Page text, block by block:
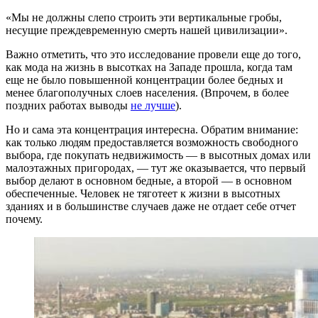
«Мы не должны слепо строить эти вертикальные гробы,
несущие преждевременную смерть нашей цивилизации».
Важно отметить, что это исследование провели еще до того,
как мода на жизнь в высотках на Западе прошла, когда там
еще не было повышенной концентрации более бедных и
менее благополучных слоев населения. (Впрочем, в более
поздних работах выводы не лучше).
Но и сама эта концентрация интересна. Обратим внимание:
как только людям предоставляется возможность свободного
выбора, где покупать недвижимость — в высотных домах или
малоэтажных пригородах, — тут же оказывается, что первый
выбор делают в основном бедные, а второй — в основном
обеспеченные. Человек не тяготеет к жизни в высотных
зданиях и в большинстве случаев даже не отдает себе отчет
почему.